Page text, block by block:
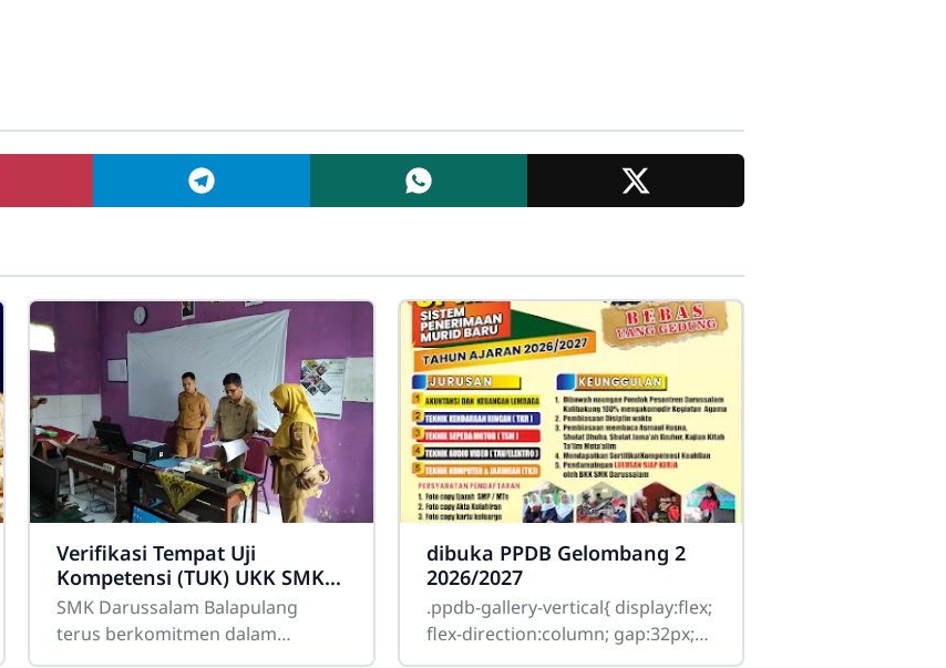
SMK Darussalam Balapulang
Online
Verifikasi Tempat Uji
Kompetensi (TUK) UKK SMK
Darussalam Balapulang
Tahun 2026
SMK Darussalam Balapulang
terus berkomitmen dalam
meningkatkan mutu pendidikan
dibuka PPDB Gelombang 2
2026/2027
.ppdb-gallery-vertical{ display:flex;
flex-direction:column; gap:32px;
margin:25px 0; } .ppdb-item{